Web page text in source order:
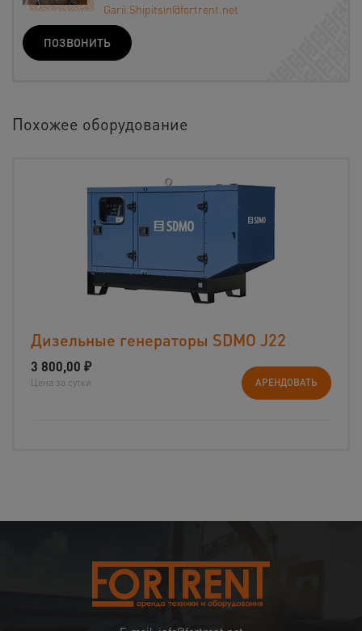
Garii.Shipitsin@fortrent.net
ПОЗВОНИТЬ
Похожее оборудование
Дизельные генераторы SDMO J22
3 800,00 ₽
Цена за сутки АРЕНДОВАТЬ